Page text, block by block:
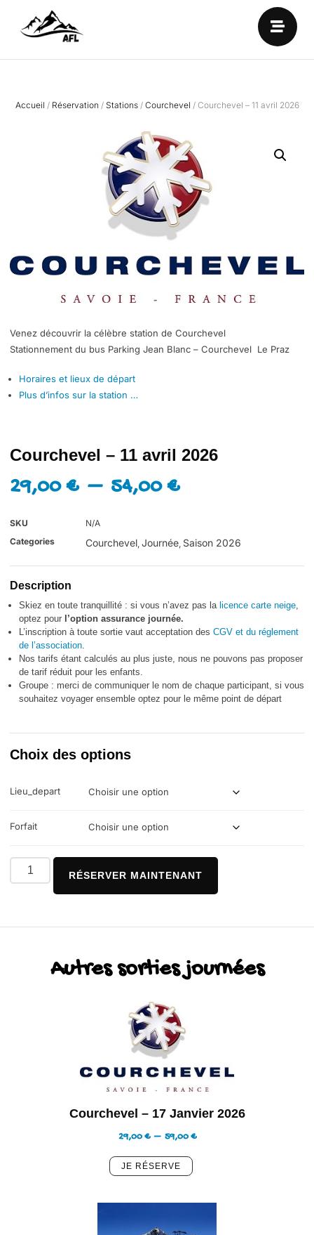
Accueil / Réservation / Stations/ Courchevel / Courchevel – 11 avril 2026
Venez découvrir la célèbre station de Courchevel
Stationnement du bus Parking Jean Blanc – Courchevel Le Praz
Horaires et lieux de départ
Plus d’infos sur la station …
Courchevel – 11 avril 2026
29,00€ – 54,00€
SKU
N/A
Categories
Courchevel Journée Saison 2026
Description
Skiez en toute tranquillité : si vous n’avez pas la licence carte neige
optez pour l’option assurance journée.
L’inscription à toute sortie vaut acceptation des CGV et du réglement
de l’association
Nos tarifs étant calculés au plus juste, nous ne pouvons pas proposer
de tarif réduit pour les enfants.
Groupe : merci de communiquer le nom de chaque participant, si vous
souhaitez voyager ensemble optez pour le même point de départ
Choix des options
Lieu_depart
Forfait
RÉSERVER MAINTENANT
Autres sorties journées
Courchevel – 17 Janvier 2026
29,00€ – 59,00€